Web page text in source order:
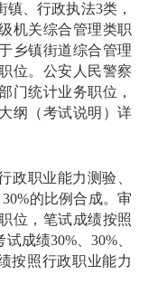
、行政执法3类，
机关综合管理类职
乡镇街道综合管理
位。公安人民警察
门统计业务职位，
纲（考试说明）详
政职业能力测验、
的比例合成。审
位，笔试成绩按照
成绩30%、30%、
按照行政职业能力